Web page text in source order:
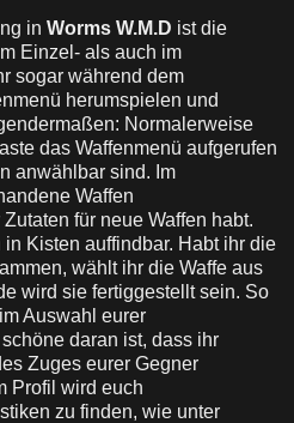
in Worms W.M.D ist die
Einzel- als auch im
sogar während dem
herumspielen und
Normalerweise
das Waffenmenü aufgerufen
anwählbar sind. Im
Waffen
für neue Waffen habt.
Kisten auffindbar. Habt ihr die
wählt ihr die Waffe aus
wird sie fertiggestellt sein. So
Auswahl eurer
daran ist, dass ihr
Zuges eurer Gegner
Profil wird euch
zu finden, wie unter